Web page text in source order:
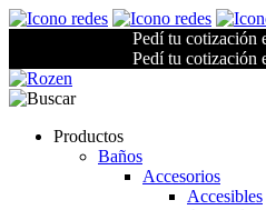
Pedí tu cotización
Pedí tu cotización
Productos
Baños
Accesorios
Accesibles